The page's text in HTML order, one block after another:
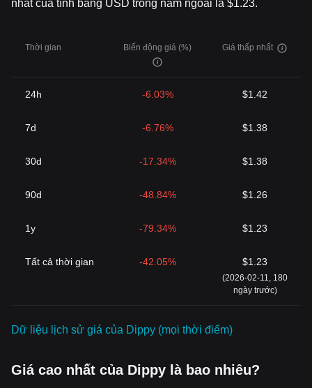
nhất của tính bằng USD trong năm ngoái là $1.23.
Thời gian Biến động giá (%) Giá thấp nhất
24h -6.03% $1.42
7d -6.76% $1.38
30d -17.34% $1.38
90d -48.84% $1.26
1y -79.34% $1.23
‌Tất cả thời gian -42.05% $1.23
(2026-02-11, 180
ngày trước)
Dữ liệu lịch sử giá của Dippy (mọi thời điểm)
Giá cao nhất của Dippy là bao nhiêu?